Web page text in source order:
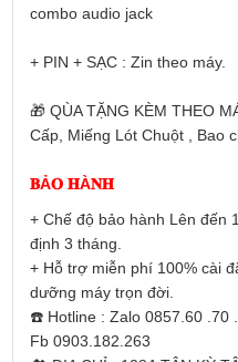
combo audio jack
+ PIN + SẠC : Zin theo máy.
🎁QÙA TẶNG KÈM THEO
Cấp, Miếng Lót Chuột , Bao
𝐁Ả𝐎 𝐇À𝐍𝐇
+ Chế độ bảo hành Lên đến
định 3 tháng.
+ Hỗ trợ miễn phí 100% cài
dưỡng máy trọn đời.
☎️Hotline : Zalo 0857.60 .70
Fb 0903.182.263